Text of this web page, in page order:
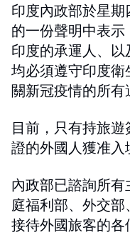
印度內政部於星期
的一份聲明中表
印度的承運人、
均必須遵守印度
關新冠疫情的所有
目前，只有持旅
證的外國人獲准入
內政部已諮詢所
庭福利部、外交
接待外國旅客的各